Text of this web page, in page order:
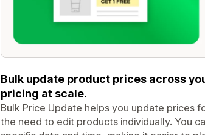
Bulk update product prices across
pricing at scale.
Bulk Price Update helps you update prices
the need to edit products individually. You